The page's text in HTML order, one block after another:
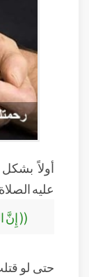
أولاً
عليه
(( إِنَّ
حتى لو